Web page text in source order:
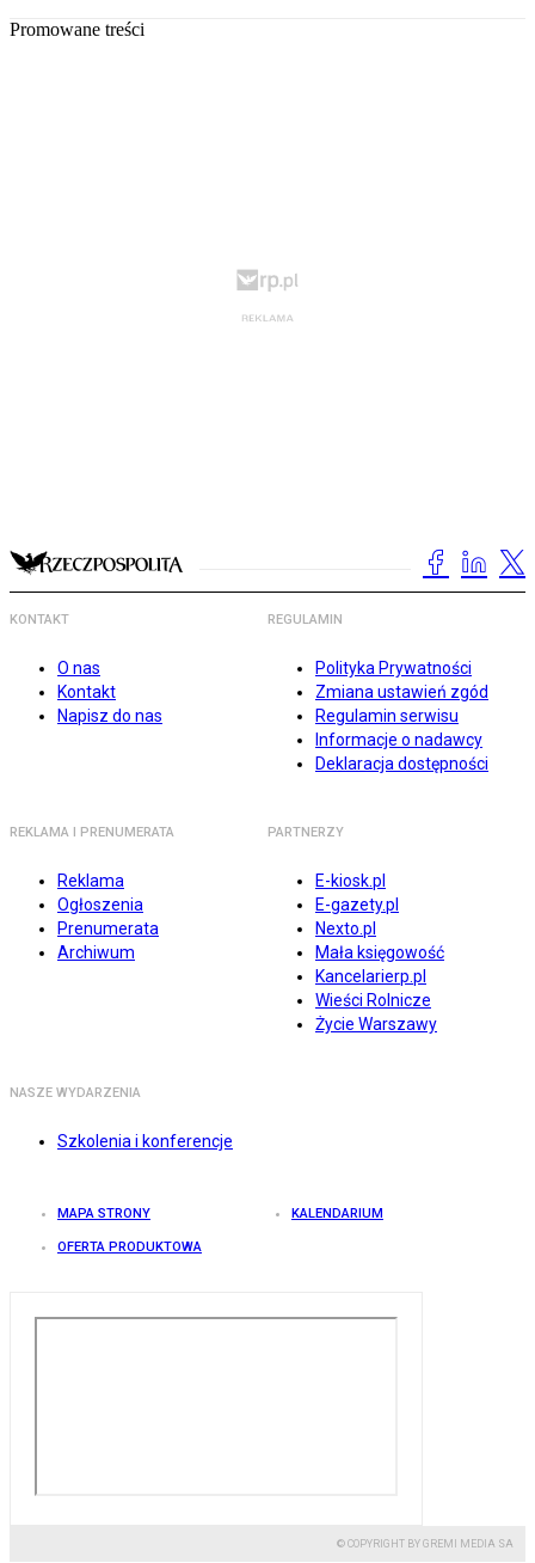
Promowane treści
KONTAKT
O nas
Kontakt
Napisz do nas
REGULAMIN
Polityka Prywatności
Zmiana ustawień zgód
Regulamin serwisu
Informacje o nadawcy
Deklaracja dostępności
REKLAMA I PRENUMERATA
Reklama
Ogłoszenia
Prenumerata
Archiwum
PARTNERZY
E-kiosk.pl
E-gazety.pl
Nexto.pl
Mała księgowość
Kancelarierp.pl
Wieści Rolnicze
Życie Warszawy
NASZE WYDARZENIA
Szkolenia i konferencje
MAPA STRONY KALENDARIUM
OFERTA PRODUKTOWA
© COPYRIGHT BY GREMI MEDIA SA